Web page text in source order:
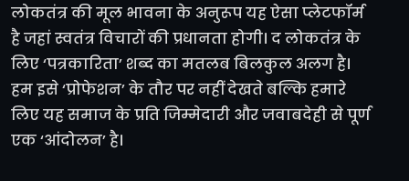
लोकतंत्र की मूल भावना के अनुरूप यह ऐसा प्लेटफॉर्म
है जहां स्वतंत्र विचारों की प्रधानता होगी। द लोकतंत्र के
लिए ‘पत्रकारिता’ शब्द का मतलब बिलकुल अलग है।
हम इसे ‘प्रोफेशन’ के तौर पर नहीं देखते बल्कि हमारे
लिए यह समाज के प्रति जिम्मेदारी और जवाबदेही से पूर्ण
एक ‘आंदोलन’ है।